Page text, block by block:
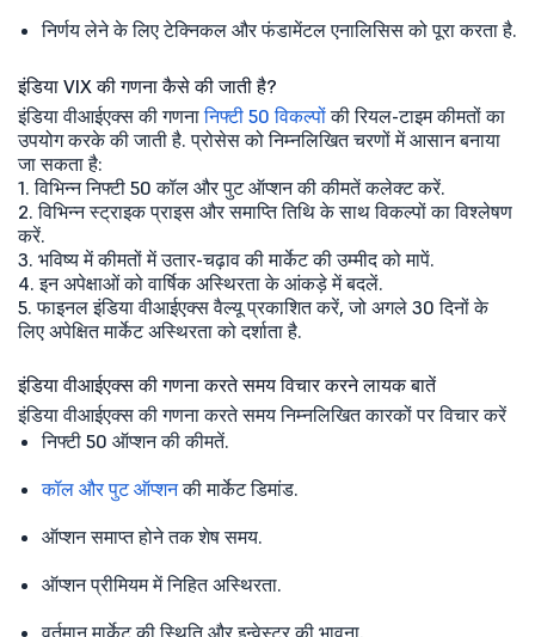
निर्णय लेने के लिए टेक्निकल और फंडामेंटल एनालिसिस को पूरा करता है.
इंडिया VIX की गणना कैसे की जाती है?
इंडिया वीआईएक्स की गणनानिफ्टी 50 विकल्पोंकी रियल-टाइम कीमतों का
उपयोग करके की जाती है. प्रोसेस को निम्नलिखित चरणों में आसान बनाया
जा सकता है:
1. विभिन्न निफ्टी 50 कॉल और पुट ऑप्शन की कीमतें कलेक्ट करें.
2. विभिन्न स्ट्राइक प्राइस और समाप्ति तिथि के साथ विकल्पों का विश्लेषण
करें.
3. भविष्य में कीमतों में उतार-चढ़ाव की मार्केट की उम्मीद को मापें.
4. इन अपेक्षाओं को वार्षिक अस्थिरता के आंकड़े में बदलें.
5. फाइनल इंडिया वीआईएक्स वैल्यू प्रकाशित करें, जो अगले 30 दिनों के
लिए अपेक्षित मार्केट अस्थिरता को दर्शाता है.
इंडिया वीआईएक्स की गणना करते समय विचार करने लायक बातें
इंडिया वीआईएक्स की गणना करते समय निम्नलिखित कारकों पर विचार करें
निफ्टी 50 ऑप्शन की कीमतें.
कॉल और पुट ऑप्शनकी मार्केट डिमांड.
ऑप्शन समाप्त होने तक शेष समय.
ऑप्शन प्रीमियम में निहित अस्थिरता.
वर्तमान मार्केट की स्थिति और इन्वेस्टर की भावना.